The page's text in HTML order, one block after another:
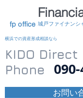
城戸ファイナンシ
KIDO Direct
Phone
お問い
fp office
横浜での資産形成相談なら